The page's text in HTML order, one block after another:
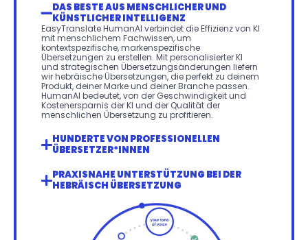
DAS BESTE AUS MENSCHLICHER UND
KÜNSTLICHER INTELLIGENZ
EasyTranslate HumanAI verbindet die Effizienz von KI
mit menschlichem Fachwissen, um
kontextspezifische, markenspezifische
Übersetzungen zu erstellen. Mit personalisierter KI
und strategischen Übersetzungsänderungen liefern
wir hebräische Übersetzungen, die perfekt zu deinem
Produkt, deiner Marke und deiner Branche passen.
HumanAI bedeutet, von der Geschwindigkeit und
Kostenersparnis der KI und der Qualität der
menschlichen Übersetzung zu profitieren.
HUNDERTE VON PROFESSIONELLEN
ÜBERSETZER*INNEN
PRAXISNAHE UNTERSTÜTZUNG BEI DER
HEBRÄISCH ÜBERSETZUNG